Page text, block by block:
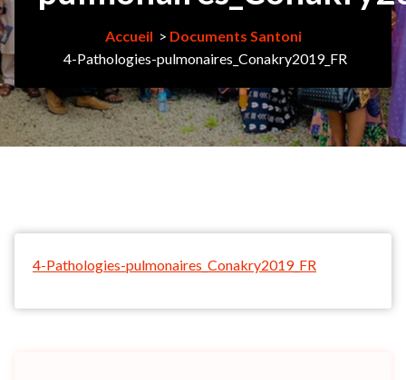
Accueil > Documents Santoni
4-Pathologies-pulmonaires_Conakry2019_FR
4-Pathologies-pulmonaires_Conakry2019_FR